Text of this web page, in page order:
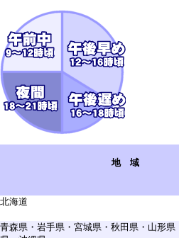
地 域
北海道
青森県・岩手県・宮城県・秋田県・山形県